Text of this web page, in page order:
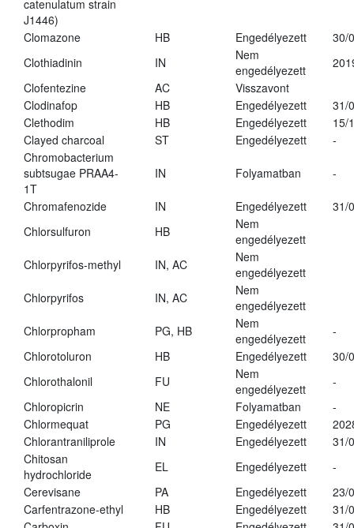
catenulatum strain
J1446)
Clomazone HB Engedélyezett
30/
Clothiadinin
IN
Nem
engedélyezett
Clofentezine
AC
Visszavont
Clodinafop
HB Engedélyezett
31/
Clethodim
HB Engedélyezett
15/
Clayed charcoal
ST Engedélyezett
-
Chromobacterium
subtsugae PRAA4-
1T
IN Folyamatban -
Chromafenozide IN Engedélyezett
31/
Chlorsulfuron
HB
Nem
engedélyezett
Chlorpyrifos-methyl
IN, AC
Nem
engedélyezett
Chlorpyrifos
IN, AC
Nem
engedélyezett
Chlorpropham
PG, HB
Nem
engedélyezett
-
Chlorotoluron
HB Engedélyezett
30/
Chlorothalonil
FU
Nem
engedélyezett
-
Chloropicrin
NE Folyamatban
-
Chlormequat
PG Engedélyezett
Chlorantraniliprole
IN Engedélyezett
31/
Chitosan
hydrochloride
EL Engedélyezett
-
Cerevisane
PA Engedélyezett
23/
Carfentrazone-ethyl
HB Engedélyezett
31/